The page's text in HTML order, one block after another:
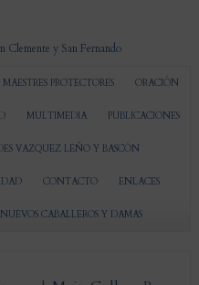
PROTECTORES ORACIÓN
MULTIMEDIA PUBLICACIONES
VAZQUEZ LEÑO Y BASCÓN
CONTACTO ENLACES
CABALLEROS Y DAMAS